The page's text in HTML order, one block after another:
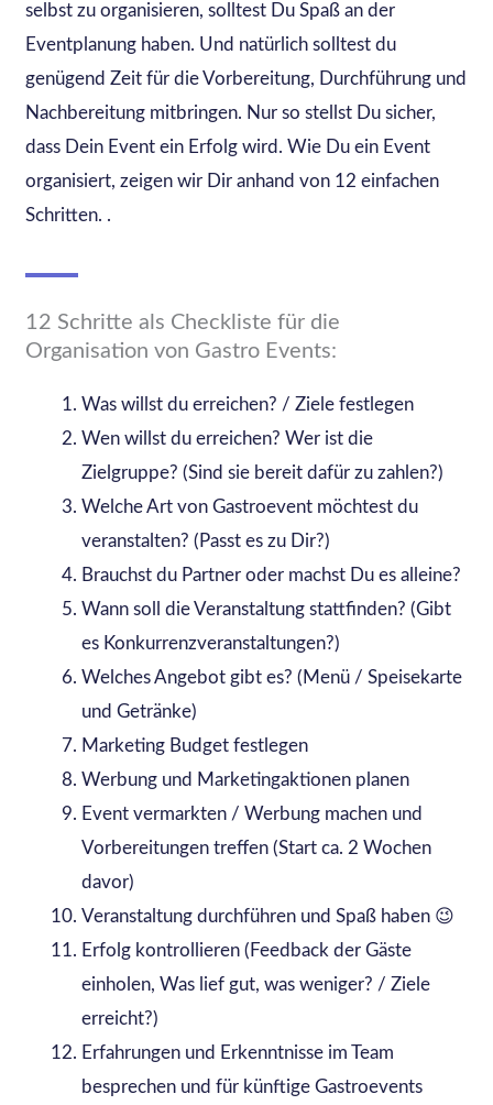
selbst zu organisieren, solltest Du Spaß an der
Eventplanung haben. Und natürlich solltest du
genügend Zeit für die Vorbereitung, Durchführung und
Nachbereitung mitbringen. Nur so stellst Du sicher,
dass Dein Event ein Erfolg wird. Wie Du ein Event
organisiert, zeigen wir Dir anhand von 12 einfachen
Schritten. .
12 Schritte als Checkliste für die
Organisation von Gastro Events:
Was willst du erreichen? / Ziele festlegen
Wen willst du erreichen? Wer ist die
Zielgruppe? (Sind sie bereit dafür zu zahlen?)
Welche Art von Gastroevent möchtest du
veranstalten? (Passt es zu Dir?)
Brauchst du Partner oder machst Du es alleine?
Wann soll die Veranstaltung stattfinden? (Gibt
es Konkurrenzveranstaltungen?)
Welches Angebot gibt es? (Menü / Speisekarte
und Getränke)
Marketing Budget festlegen
Werbung und Marketingaktionen planen
Event vermarkten / Werbung machen und
Vorbereitungen treffen (Start ca. 2 Wochen
davor)
Veranstaltung durchführen und Spaß haben 😉
Erfolg kontrollieren (Feedback der Gäste
einholen, Was lief gut, was weniger? / Ziele
erreicht?)
Erfahrungen und Erkenntnisse im Team
besprechen und für künftige Gastroevents